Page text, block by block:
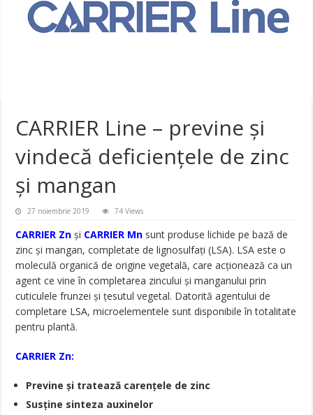
CARRIER Line – previne și
vindecă deficiențele de zinc
și mangan
27 noiembrie 2019 74 Views
CARRIER Zn și CARRIER Mn sunt produse lichide pe bază de
zinc și mangan, completate de lignosulfați (LSA). LSA este o
moleculă organică de origine vegetală, care acționează ca un
agent ce vine în completarea zincului și manganului prin
cuticulele frunzei și țesutul vegetal. Datorită agentului de
completare LSA, microelementele sunt disponibile în totalitate
pentru plantă.
CARRIER Zn:
Previne și tratează carențele de zinc
Susține sinteza auxinelor